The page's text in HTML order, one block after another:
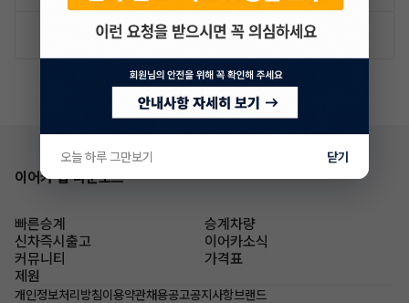
신차 문의하기 승계 리스트
이어카 앱 다운로드
빠른승계
승계차량
신차즉시출고
이어카소식
커뮤니티
가격표
제원
개인정보처리방침이용약관채용공고공지사항브랜드
오늘 하루 그만보기 닫기